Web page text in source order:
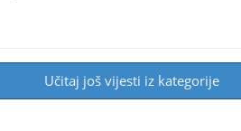
Učitaj još vijesti iz kategorije